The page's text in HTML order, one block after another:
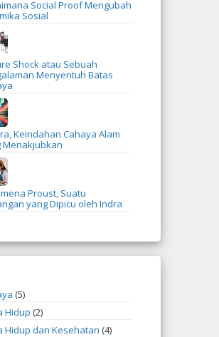
Social Proof Mengubah
Sosial
Shock atau Sebuah
Menyentuh Batas
Keindahan Cahaya Alam
Menakjubkan
Proust, Suatu
yang Dipicu oleh Indra
(5)
Hidup (2)
Hidup dan Kesehatan (4)